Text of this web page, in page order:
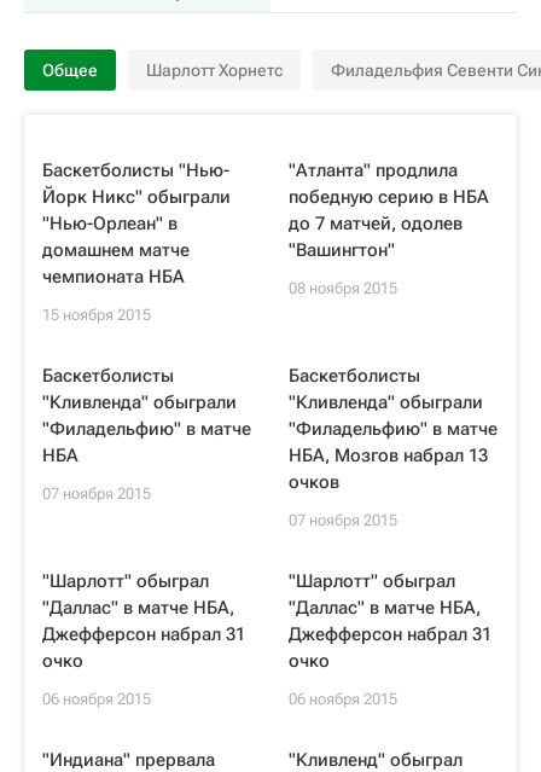
Общее Шарлотт Хорнетс Филадельфия Севенти
Баскетболисты "Нью-
Йорк Никс" обыграли
"Нью-Орлеан" в
домашнем матче
чемпионата НБА
15 ноября 2015
"Атланта" продлила
победную серию в НБА
до 7 матчей, одолев
"Вашингтон"
08 ноября 2015
Баскетболисты
"Кливленда" обыграли
"Филадельфию" в матче
НБА
07 ноября 2015
Баскетболисты
"Кливленда" обыграли
"Филадельфию" в матче
НБА, Мозгов набрал 13
очков
07 ноября 2015
"Шарлотт" обыграл
"Даллас" в матче НБА,
Джефферсон набрал 31
очко
06 ноября 2015
"Шарлотт" обыграл
"Даллас" в матче НБА,
Джефферсон набрал 31
очко
06 ноября 2015
"Индиана" прервала
"Кливленд" обыграл